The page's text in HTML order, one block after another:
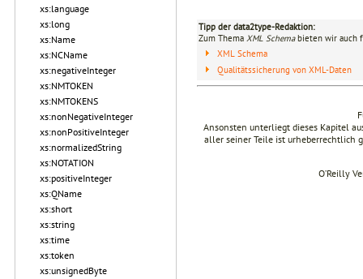
xs:language
xs:long
xs:Name
xs:NCName
xs:negativeInteger
xs:NMTOKEN
xs:NMTOKENS
xs:nonNegativeInteger
xs:nonPositiveInteger
xs:normalizedString
xs:NOTATION
xs:positiveInteger
xs:QName
xs:short
xs:string
xs:time
xs:token
xs:unsignedByte
Tipp der data2type-Redaktion:
Zum Thema XML Schemabieten wir auch
XML Schema
Qualitätssicherung von XML-Daten
Ansonsten unterliegt dieses Kapitel
aller seiner Teile ist urheberrechtlich
O’Reilly